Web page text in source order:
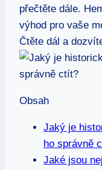
přečtěte dále.
výhod pro vaše
Čtěte dál a
Obsah
Jaký je
ho správně
Jaké jsou